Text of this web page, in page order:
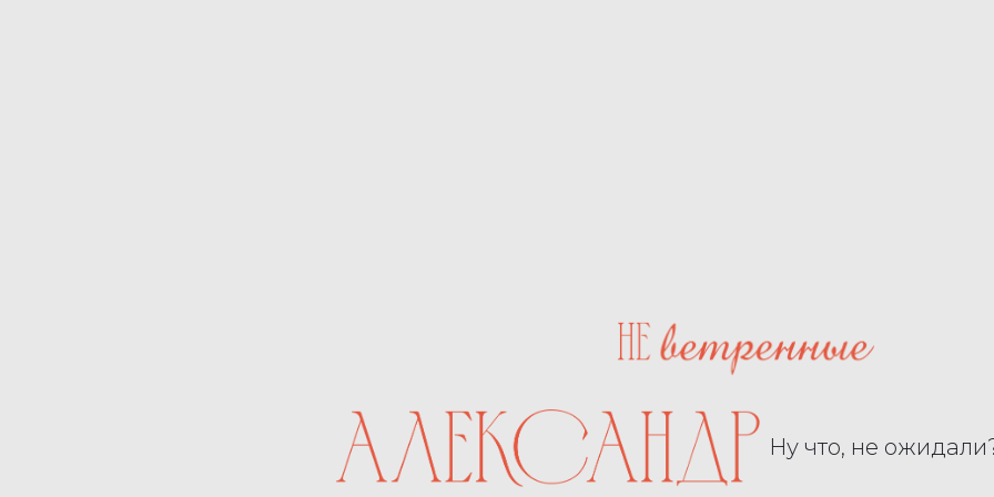
Ну что, не